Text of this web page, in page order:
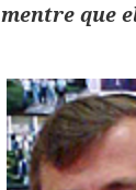
mentre que